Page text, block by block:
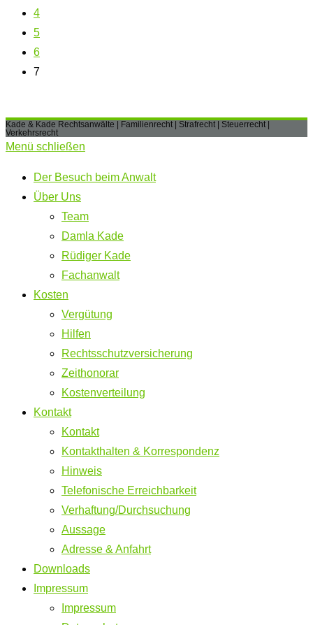
4
5
6
7
Kade & Kade Rechtsanwälte | Familienrecht | Strafrecht | Steuerrecht |
Verkehrsrecht
Menü schließen
Der Besuch beim Anwalt
Über Uns
Team
Damla Kade
Rüdiger Kade
Fachanwalt
Kosten
Vergütung
Hilfen
Rechtsschutzversicherung
Zeithonorar
Kostenverteilung
Kontakt
Kontakt
Kontakthalten & Korrespondenz
Hinweis
Telefonische Erreichbarkeit
Verhaftung/Durchsuchung
Aussage
Adresse & Anfahrt
Downloads
Impressum
Impressum